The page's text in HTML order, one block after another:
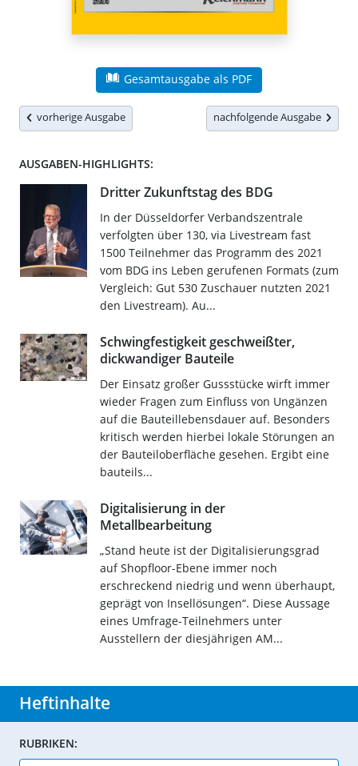
Gesamtausgabe als PDF
vorherige Ausgabe nachfolgende Ausgabe
AUSGABEN-HIGHLIGHTS:
Dritter Zukunftstag des BDG
In der Düsseldorfer Verbandszentrale
verfolgten über 130, via Livestream fast
1500 Teilnehmer das Programm des 2021
vom BDG ins Leben gerufenen Formats (zum
Vergleich: Gut 530 Zuschauer nutzten 2021
den Livestream). Au...
Schwingfestigkeit geschweißter,
dickwandiger Bauteile
Der Einsatz großer Gussstücke wirft immer
wieder Fragen zum Einfluss von Ungänzen
auf die Bauteillebensdauer auf. Besonders
kritisch werden hierbei lokale Störungen an
der Bauteiloberfläche gesehen. Ergibt eine
bauteils...
Digitalisierung in der
Metallbearbeitung
„Stand heute ist der Digitalisierungsgrad
auf Shopfloor-Ebene immer noch
erschreckend niedrig und wenn überhaupt,
geprägt von Insellösungen“. Diese Aussage
eines Umfrage-Teilnehmers unter
Ausstellern der diesjährigen AM...
Heftinhalte
RUBRIKEN: